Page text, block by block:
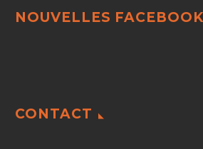
NOUVELLES FACEBOOK
CONTACT